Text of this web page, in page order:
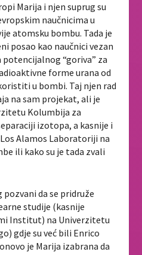
Marija i njen suprug su
naučnicima u
atomsku bombu. Tada je
posao kao naučnici vezan
“goriva” za
forme urana od
u bombi. Taj njen rad
na sam projekat, ali je
Kolumbija za
izotopa, a kasnije i
Alamos Laboratoriji na
ili kako su je tada zvali
pozvani da se pridruže
studije (kasnije
Institut) na Univerzitetu
gdje su već bili Enrico
je Marija izabrana da